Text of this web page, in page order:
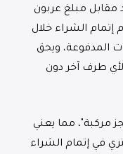
مقابل مبلغ عربون
عدم إتمام الشراء خلال
المدفوعة، ويحق
لأي طرف آخر دون
مركبة"، مما يعني
في إتمام الشراء